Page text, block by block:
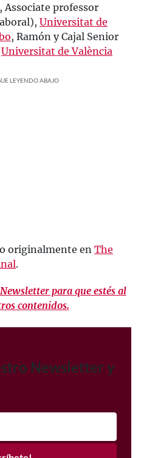
, Associate professor
Universitat de
, Ramón y Cajal Senior
Universitat de València
LEYENDO ABAJO
originalmente en The
.
para que estés al
contenidos.
Newsletter y